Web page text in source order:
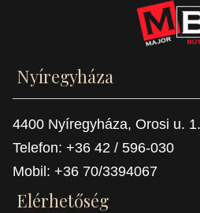
Nyíregyháza
4400 Nyíregyháza, Orosi u. 1.
Telefon: +36 42 / 596-030
Mobil: +36 70/3394067
Elérhetőség